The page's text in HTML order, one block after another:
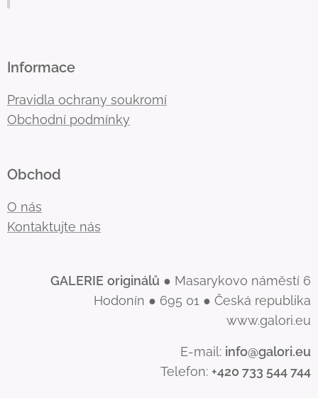
Informace
Pravidla ochrany soukromí
Obchodní podmínky
Obchod
O nás
Kontaktujte nás
GALERIE originálů ● Masarykovo náměstí 6
Hodonín ● 695 01 ● Česká republika
www.galori.eu
E-mail: info@galori.eu
Telefon: +420 733 544 744